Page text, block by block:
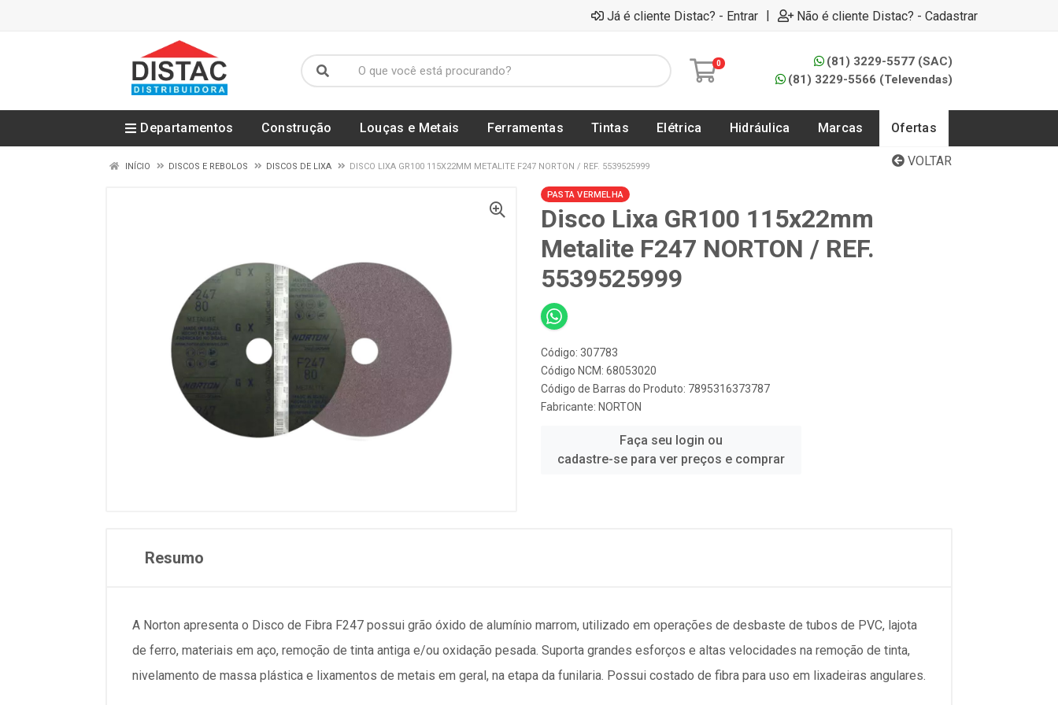
Já é cliente Distac? - Entrar | Não é cliente Distac? - Cadastrar
0
(81) 3229-5577 (SAC)
(81) 3229-5566 (Televendas)
Departamentos Construção Louças e Metais Ferramentas Tintas Elétrica Hidráulica Marcas Ofertas
VOLTAR
INÍCIO DISCOS E REBOLOS DISCOS DE LIXA DISCO LIXA GR100 115X22MM METALITE F247 NORTON / REF. 5539525999
PASTA VERMELHA
Disco Lixa GR100 115x22mm
Metalite F247 NORTON / REF.
5539525999
Código: 307783
Código NCM: 68053020
Código de Barras do Produto: 7895316373787
Fabricante: NORTON
Faça seu login ou
cadastre-se para ver preços e comprar
Resumo
A Norton apresenta o Disco de Fibra F247 possui grão óxido de alumínio marrom, utilizado em operações de desbaste de tubos de PVC, lajota
de ferro, materiais em aço, remoção de tinta antiga e/ou oxidação pesada. Suporta grandes esforços e altas velocidades na remoção de tinta,
nivelamento de massa plástica e lixamentos de metais em geral, na etapa da funilaria. Possui costado de fibra para uso em lixadeiras angulares.